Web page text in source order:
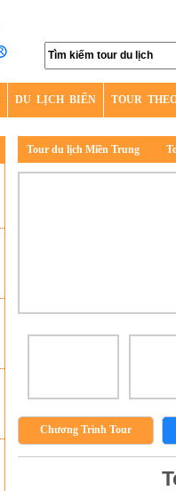
DU LỊCH BIỂN TOUR
Tour du lịch Miền Trung
Chương Trình Tour